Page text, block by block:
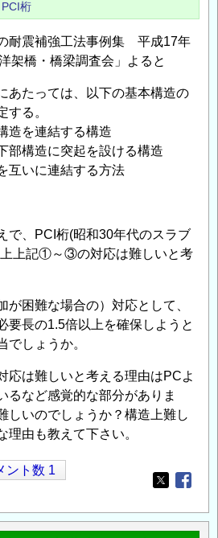
PCI桁
耐震補強工法事例集 平成17年
架橋・橋梁調査会」よると
あたっては、以下の基本構造の
する。
を連結する構造
構造に突起を設ける構造
いに連結する方法
で、PCI桁(昭和30年代のスラブ
上記①～③の対応は難しいと考
が困難な場合の）対応として、
要長の1.5倍以上を確保しようと
でしょうか。
は難しいと考える理由はPCよ
るなど感覚的な部分がありま
しいのでしょうか？構造上難し
理由も教えて下さい。
ント数 1
Opens in